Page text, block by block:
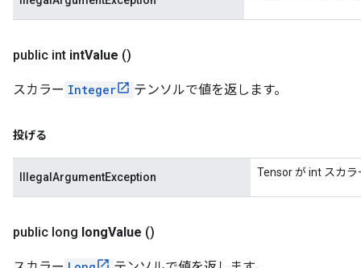
public int intValue ()
スカラー Integer テンソルで値を返します。
投げる
IllegalArgumentException Tensor が int スカ
public long longValue ()